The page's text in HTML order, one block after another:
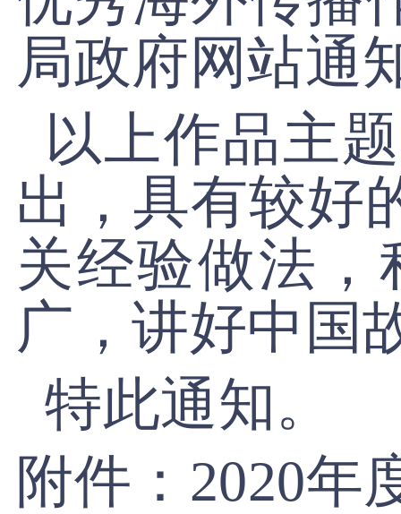
局政府网站通
以上作品主
出，具有较好
关经验做法
广，讲好中国
特此通知。
附件：2020年